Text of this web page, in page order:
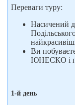
Переваги туру:
Насичений
Ви
ЮНЕСКО і
1-й день